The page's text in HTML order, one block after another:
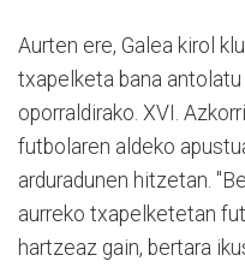
Aurten ere, Galea kirol
txapelketa bana
oporraldirako. XVI.
futbolaren aldeko
arduradunen hitzetan.
aurreko txapelketetan
hartzeaz gain, bertara